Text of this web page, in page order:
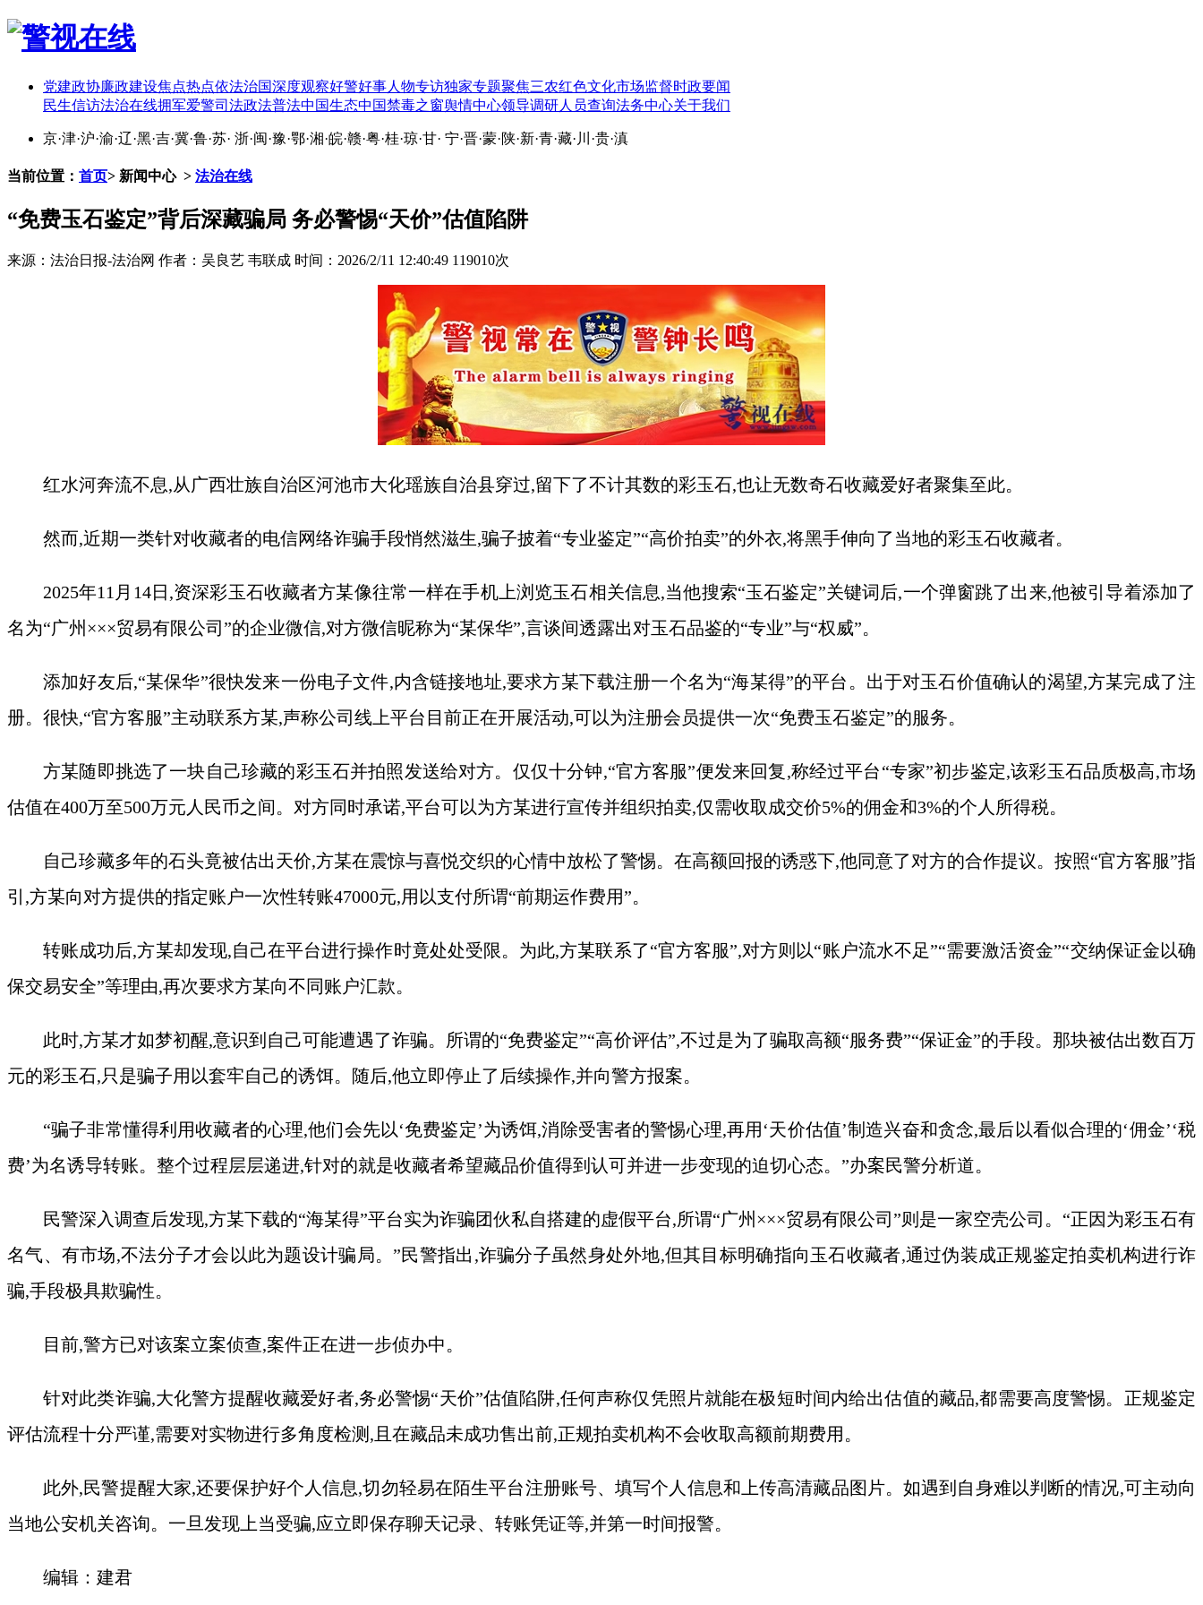
党建政协廉政建设焦点热点依法治国深度观察好警好事人物专访独家专题聚焦三农红色文化市场监督时政要闻
民生信访法治在线拥军爱警司法政法普法中国生态中国禁毒之窗舆情中心领导调研人员查询法务中心关于我们
京·津·沪·渝·辽·黑·吉·冀·鲁·苏· 浙·闽·豫·鄂·湘·皖·赣·粤·桂·琼·甘· 宁·晋·蒙·陕·新·青·藏· 川 ·贵·滇
当前位置： 首页> 新闻中心 > 法治在线
“免费玉石鉴定”背后深藏骗局 务必警惕“天价”估值陷阱
来源：法治日报-法治网 作者：吴良艺 韦联成 时间：2026/2/11 12:40:49 119010次
红水河奔流不息,从广西壮族自治区河池市大化瑶族自治县穿过,留下了不计其数的彩玉石,也让无数奇石收藏爱好者聚集至此。
然而,近期一类针对收藏者的电信网络诈骗手段悄然滋生,骗子披着“专业鉴定”“高价拍卖”的外衣,将黑手伸向了当地的彩玉石收藏者。
2025年11月14日,资深彩玉石收藏者方某像往常一样在手机上浏览玉石相关信息,当他搜索“玉石鉴定”关键词后,一个弹窗跳了出来,他被引导着添加了
名为“广州×××贸易有限公司”的企业微信,对方微信昵称为“某保华”,言谈间透露出对玉石品鉴的“专业”与“权威”。
添加好友后,“某保华”很快发来一份电子文件,内含链接地址,要求方某下载注册一个名为“海某得”的平台。出于对玉石价值确认的渴望,方某完成了注
册。很快,“官方客服”主动联系方某,声称公司线上平台目前正在开展活动,可以为注册会员提供一次“免费玉石鉴定”的服务。
方某随即挑选了一块自己珍藏的彩玉石并拍照发送给对方。仅仅十分钟,“官方客服”便发来回复,称经过平台“专家”初步鉴定,该彩玉石品质极高,市场
估值在400万至500万元人民币之间。对方同时承诺,平台可以为方某进行宣传并组织拍卖,仅需收取成交价5%的佣金和3%的个人所得税。
自己珍藏多年的石头竟被估出天价,方某在震惊与喜悦交织的心情中放松了警惕。在高额回报的诱惑下,他同意了对方的合作提议。按照“官方客服”指
引,方某向对方提供的指定账户一次性转账47000元,用以支付所谓“前期运作费用”。
转账成功后,方某却发现,自己在平台进行操作时竟处处受限。为此,方某联系了“官方客服”,对方则以“账户流水不足”“需要激活资金”“交纳保证金以确
保交易安全”等理由,再次要求方某向不同账户汇款。
此时,方某才如梦初醒,意识到自己可能遭遇了诈骗。所谓的“免费鉴定”“高价评估”,不过是为了骗取高额“服务费”“保证金”的手段。那块被估出数百万
元的彩玉石,只是骗子用以套牢自己的诱饵。随后,他立即停止了后续操作,并向警方报案。
“骗子非常懂得利用收藏者的心理,他们会先以‘免费鉴定’为诱饵,消除受害者的警惕心理,再用‘天价估值’制造兴奋和贪念,最后以看似合理的‘佣金’‘税
费’为名诱导转账。整个过程层层递进,针对的就是收藏者希望藏品价值得到认可并进一步变现的迫切心态。”办案民警分析道。
民警深入调查后发现,方某下载的“海某得”平台实为诈骗团伙私自搭建的虚假平台,所谓“广州×××贸易有限公司”则是一家空壳公司。“正因为彩玉石有
名气、有市场,不法分子才会以此为题设计骗局。”民警指出,诈骗分子虽然身处外地,但其目标明确指向玉石收藏者,通过伪装成正规鉴定拍卖机构进行诈
骗,手段极具欺骗性。
目前,警方已对该案立案侦查,案件正在进一步侦办中。
针对此类诈骗,大化警方提醒收藏爱好者,务必警惕“天价”估值陷阱,任何声称仅凭照片就能在极短时间内给出估值的藏品,都需要高度警惕。正规鉴定
评估流程十分严谨,需要对实物进行多角度检测,且在藏品未成功售出前,正规拍卖机构不会收取高额前期费用。
此外,民警提醒大家,还要保护好个人信息,切勿轻易在陌生平台注册账号、填写个人信息和上传高清藏品图片。如遇到自身难以判断的情况,可主动向
当地公安机关咨询。一旦发现上当受骗,应立即保存聊天记录、转账凭证等,并第一时间报警。
编辑：建君